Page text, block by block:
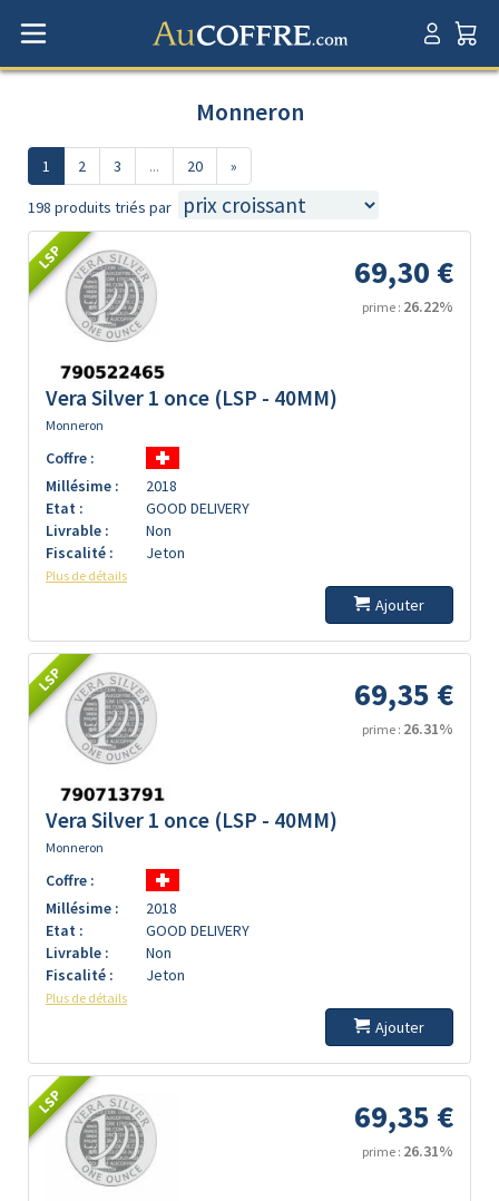
Monneron
1 2 3 ... 20 »
198 produits triés par
LSP 69,30 €
prime : 26.22%
Vera Silver 1 once (LSP - 40MM)
Monneron
Coffre :
Millésime :
2018
Etat :
GOOD DELIVERY
Livrable :
Non
Fiscalité :
Jeton
Plus de détails
Ajouter
LSP 69,35 €
prime : 26.31%
Vera Silver 1 once (LSP - 40MM)
Monneron
Coffre :
Millésime :
2018
Etat :
GOOD DELIVERY
Livrable :
Non
Fiscalité :
Jeton
Plus de détails
Ajouter
LSP 69,35 €
prime : 26.31%